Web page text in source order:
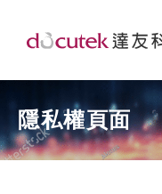
隱私權頁面